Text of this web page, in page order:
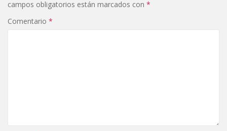
campos obligatorios están marcados con *
Comentario *